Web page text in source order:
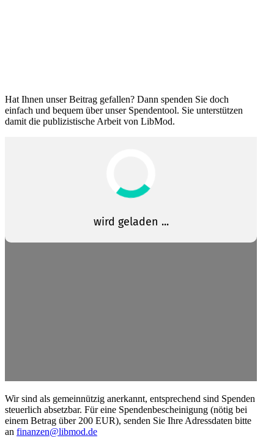
Hat Ihnen unser Beitrag gefallen? Dann spenden Sie doch
einfach und bequem über unser Spendentool. Sie unter­stützen
damit die publi­zis­tische Arbeit von LibMod.
Wir sind als gemein­nützig anerkannt, entspre­chend sind Spenden
steuerlich absetzbar. Für eine Spenden­be­schei­nigung (nötig bei
einem Betrag über 200 EUR), senden Sie Ihre Adress­daten bitte
an finanzen@libmod.de